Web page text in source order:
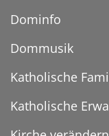
Dominfo
Dommusik
Katholische
Katholische